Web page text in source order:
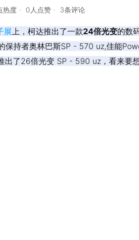
热度 0人点赞 3条评论
展上，柯达推出了一款24倍光变的数
保持者奥林巴斯SP - 570 uz,佳能
出了26倍光变 SP - 590 uz，看来要